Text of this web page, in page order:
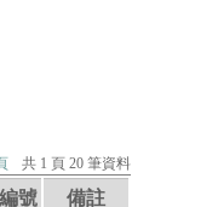
共 1 頁 20 筆資料
號
備註